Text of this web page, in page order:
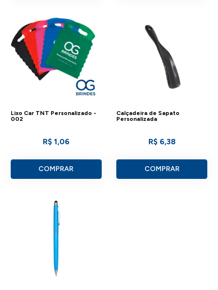
Lixo Car TNT Personalizado -
002
R$ 1,06
COMPRAR
Calçadeira de Sapato
Personalizada
R$ 6,38
COMPRAR